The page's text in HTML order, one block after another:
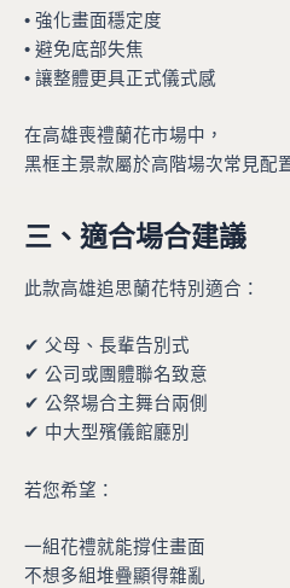
• 強化畫面穩定度
• 避免底部失焦
• 讓整體更具正式儀式感
在高雄喪禮蘭花市場中，
黑框主景款屬於高階場次常見配
三、適合場合建議
此款高雄追思蘭花特別適合：
✔ 父母、長輩告別式
✔ 公司或團體聯名致意
✔ 公祭場合主舞台兩側
✔ 中大型殯儀館廳別
若您希望：
一組花禮就能撐住畫面
不想多組堆疊顯得雜亂